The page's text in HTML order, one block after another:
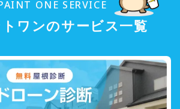
ONE SERVICE
ワンのサービス一覧